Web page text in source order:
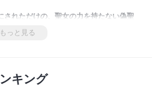
されただけの、聖女の力を持たない偽聖
る敵国王弟シャルルに真実を告げ、自ら
が、偽聖女のはずのソニアが来てから敵
もっと見る
キング